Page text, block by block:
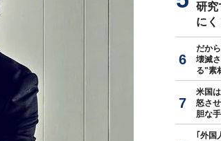
研究
にく
だか
壊滅
る"素
米国
怒さ
胆な
｢外国